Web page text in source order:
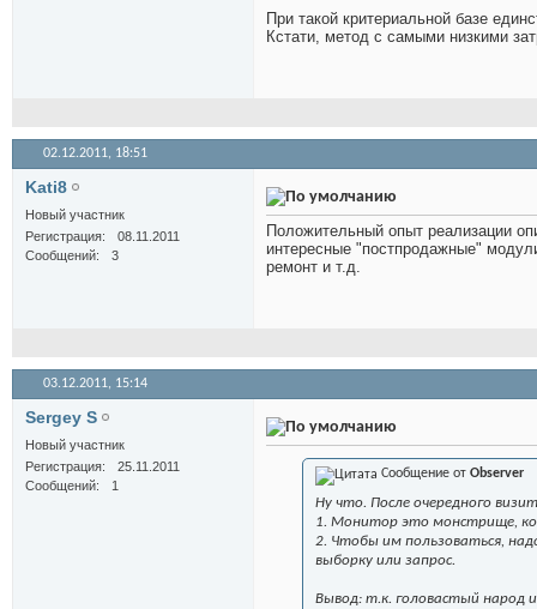
При такой критериальной базе
Кстати, метод с самыми низкими
02.12.2011, 18:51
Kati8
Новый участник
Регистрация
08.11.2011
Сообщений
3
Положительный опыт реализации
интересные "постпродажные"
ремонт и т.д.
03.12.2011, 15:14
Sergey S
Новый участник
Регистрация
25.11.2011
Сообщений
1
Сообщение от Observer
Ну что. После очередного
1. Монитор это монстрище,
2. Чтобы им пользоваться,
выборку или запрос.
Вывод: т.к. головастый народ